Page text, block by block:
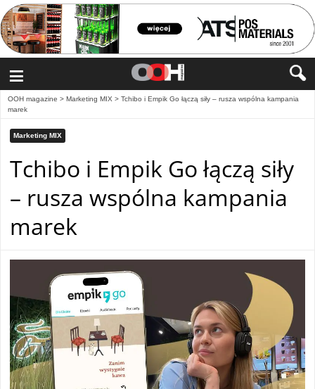
≡
OOH magazine > Marketing MIX > Tchibo i Empik Go łączą siły – rusza wspólna kampania
marek
Marketing MIX
Tchibo i Empik Go łączą siły
– rusza wspólna kampania
marek